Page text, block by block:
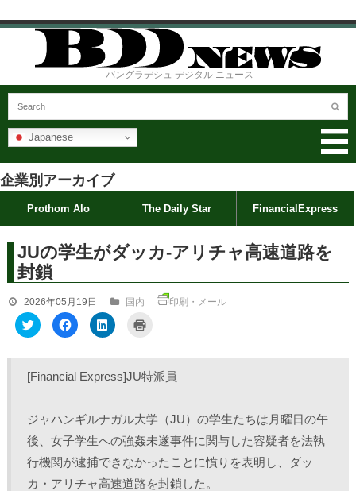
バングラデシュ デジタル ニュース
Japanese
企業別アーカイブ
Prothom Alo The Daily Star FinancialExpress
JUの学生がダッカ-アリチャ高速道路を
封鎖
2026年05月19日 国内
印刷・メール
ク
リ
て
T
t
r
で
共
有
新
F
a
o
o
有
す
る
に
は
ク
ッ
ク
リ
L
e
d
I
n
で
共
有
(
て
印
し
い
ウ
ィ
ド
で
[Financial Express]JU特派員
ジャハンギルナガル大学（JU）の学生たちは月曜日の午
後、女子学生への強姦未遂事件に関与した容疑者を法執
行機関が逮捕できなかったことに憤りを表明し、ダッ
カ・アリチャ高速道路を封鎖した。